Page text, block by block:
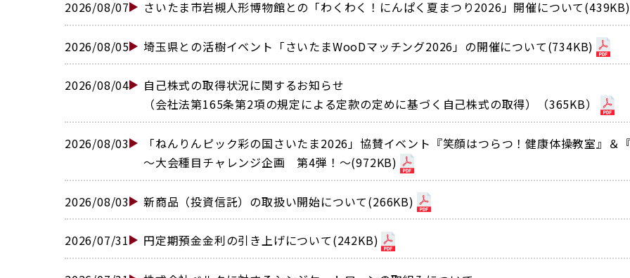
2026/08/07 さいたま市岩槻人形博物館との「わくわく！にんぱく夏まつり2026」開催について(439KB)
2026/08/05 埼玉県との活樹イベント「さいたまWooDマッチング2026」の開催について(734KB)
2026/08/04
自己株式の取得状況に関するお知らせ
（会社法第165条第2項の規定による定款の定めに基づく自己株式の取得）（365KB）
2026/08/03
「ねんりんピック彩の国さいたま2026」協賛イベント『笑顔はつらつ！健康体操教室』＆
〜大会種目チャレンジ企画 第4弾！〜(972KB)
2026/08/03 新商品（投資信託）の取扱い開始について(266KB)
2026/07/31 円定期預金金利の引き上げについて(242KB)